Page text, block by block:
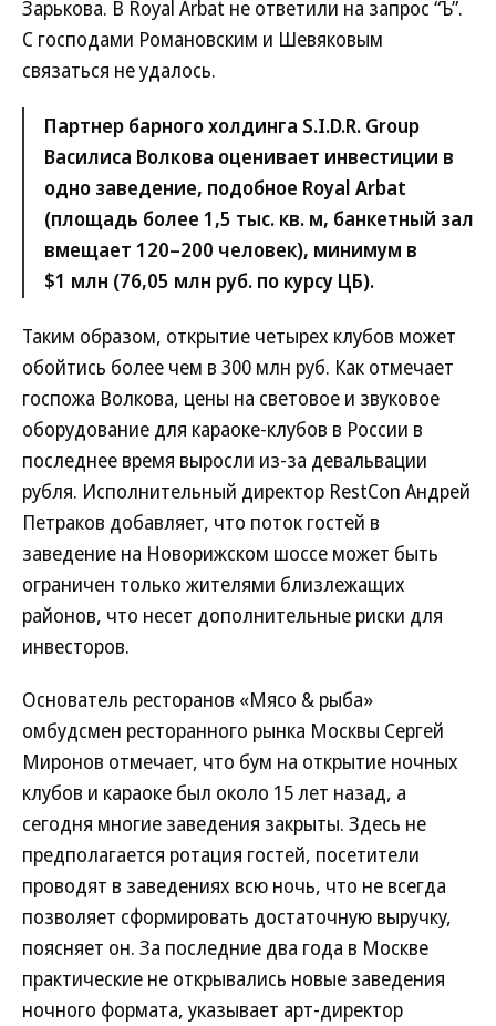
Зарькова. В Royal Arbat не ответили на запрос “Ъ”.
С господами Романовским и Шевяковым
связаться не удалось.
Партнер барного холдинга S.I.D.R. Group
Василиса Волкова оценивает инвестиции в
одно заведение, подобное Royal Arbat
(площадь более 1,5 тыс. кв. м, банкетный зал
вмещает 120–200 человек), минимум в
$1 млн (76,05 млн руб. по курсу ЦБ).
Таким образом, открытие четырех клубов может
обойтись более чем в 300 млн руб. Как отмечает
госпожа Волкова, цены на световое и звуковое
оборудование для караоке-клубов в России в
последнее время выросли из-за девальвации
рубля. Исполнительный директор RestCon Андрей
Петраков добавляет, что поток гостей в
заведение на Новорижском шоссе может быть
ограничен только жителями близлежащих
районов, что несет дополнительные риски для
инвесторов.
Основатель ресторанов «Мясо & рыба»
омбудсмен ресторанного рынка Москвы Сергей
Миронов отмечает, что бум на открытие ночных
клубов и караоке был около 15 лет назад, а
сегодня многие заведения закрыты. Здесь не
предполагается ротация гостей, посетители
проводят в заведениях всю ночь, что не всегда
позволяет сформировать достаточную выручку,
поясняет он. За последние два года в Москве
практические не открывались новые заведения
ночного формата, указывает арт-директор